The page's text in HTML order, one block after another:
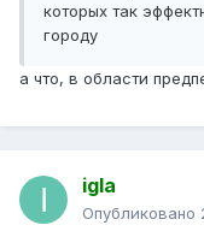
которых так
городу
а что, в области
igla
Опубликовано